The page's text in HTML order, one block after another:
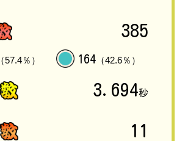
385
（57.4％） 164（42.6％）
3.694秒
11